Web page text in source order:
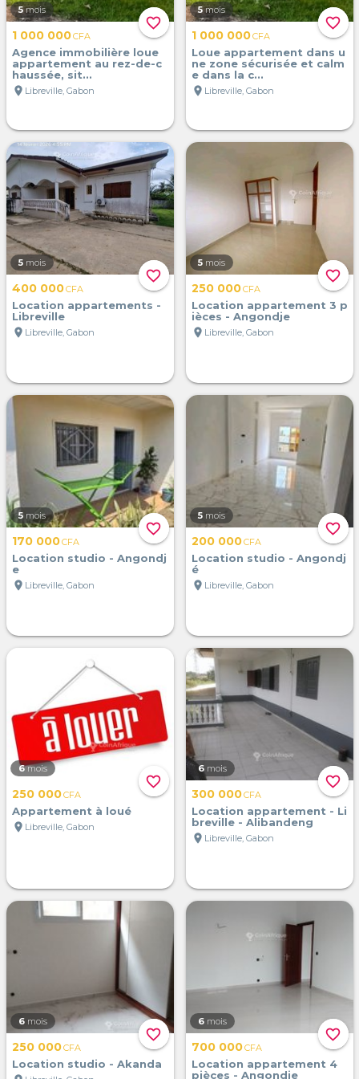
favorite_border
5 mois
1 000 000CFA
Agence immobilière loue
appartement au rez-de-c
haussée, sit...
location_on Libreville, Gabon
favorite_border
5 mois
1 000 000CFA
Loue appartement dans u
ne zone sécurisée et calm
e dans la c...
location_on Libreville, Gabon
favorite_border
5 mois
400 000CFA
Location appartements -
Libreville
location_on Libreville, Gabon
favorite_border
5 mois
250 000CFA
Location appartement 3 p
ièces - Angondje
location_on Libreville, Gabon
favorite_border
5 mois
170 000CFA
Location studio - Angondj
e
location_on Libreville, Gabon
favorite_border
5 mois
200 000CFA
Location studio - Angondj
é
location_on Libreville, Gabon
favorite_border
6 mois
250 000CFA
Appartement à loué
location_on Libreville, Gabon
favorite_border
6 mois
300 000CFA
Location appartement - Li
breville - Alibandeng
location_on Libreville, Gabon
favorite_border
6 mois
250 000CFA
Location studio - Akanda
favorite_border
6 mois
700 000CFA
Location appartement 4
pièces - Angondje